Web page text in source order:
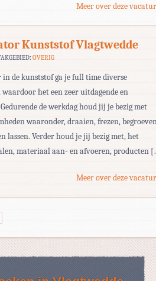
Meer over deze
Kunststof Vlagtwedde
OVERIG
in de kunststof ga je full time diverse
het een zeer uitdagende en
de werkdag houd jij je bezig met
waaronder, draaien, frezen,
lassen. Verder houd je jij bezig met, het
materiaal aan- en afvoeren, producten
Meer over deze